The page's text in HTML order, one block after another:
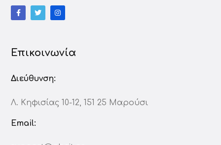
Επικοινωνία
Διεύθυνση:
Λ. Κηφισίας 10-12, 151 25 Μαρούσι
Email: